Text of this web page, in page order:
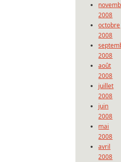
2008
octobre
2008
2008
août
2008
juillet
2008
juin
2008
mai
2008
avril
2008